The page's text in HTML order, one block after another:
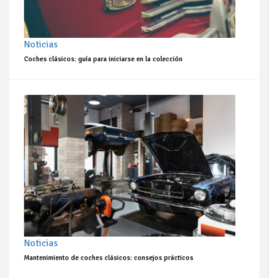
Noticias
Coches clásicos: guía para iniciarse en la colección
Noticias
Mantenimiento de coches clásicos: consejos prácticos